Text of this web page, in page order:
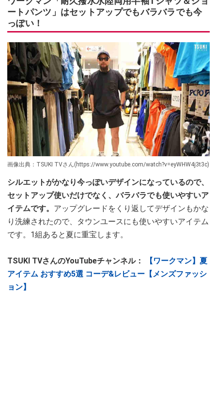
ートパンツ」はセットアップでもバラバラでも今
っぽい！
画像出典：TSUKI TVさん(https://www.youtube.com/watch?v=eyWHW4j3t3c)
シルエットがかなり今っぽいデザインになっているので、
セットアップ使いだけでなく、バラバラでも使いやすいア
イテムです。 アップグレードをくり返してデザインもかな
り洗練されたので、タウンユースにも使いやすいアイテム
です。1組あると夏に重宝します。
TSUKI TVさんのYouTubeチャンネル：
【ワークマン】夏
アイテム おすすめ5選 コーデ&レビュー【メンズファッシ
ョン】